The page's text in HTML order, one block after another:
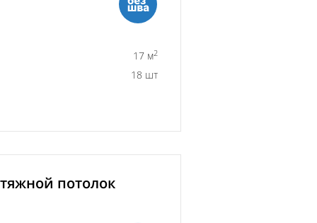
17 м2
18 шт
потолок